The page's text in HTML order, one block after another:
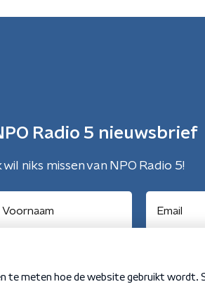
Radio 5 nieuwsbrief
wil niks missen van NPO Radio 5!